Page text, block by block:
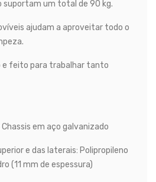
um total de 90 kg.
ajudam a aproveitar todo o
e feito para trabalhar tanto
em aço galvanizado
e das laterais: Polipropileno
(11 mm de espessura)